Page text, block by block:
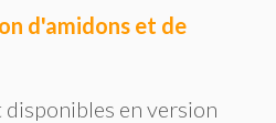
d'amidons et de
en version